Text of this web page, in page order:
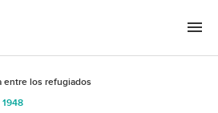
entre los refugiados